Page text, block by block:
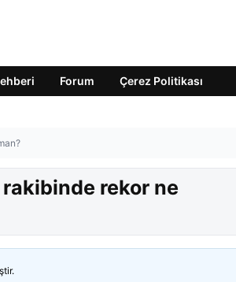
Forum Çerez Politikası
rekor ne